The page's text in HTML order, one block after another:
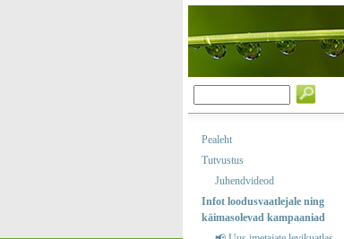
Pealeht
Tutvustus
Juhendvideod
Infot loodusvaatlejale ning
käimasolevad kampaaniad